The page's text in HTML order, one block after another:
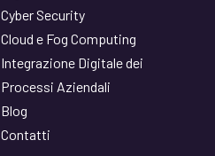
Cyber Security
Cloud e Fog Computing
Integrazione Digitale dei
Processi Aziendali
Blog
Contatti